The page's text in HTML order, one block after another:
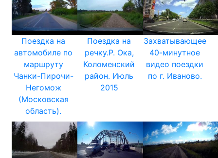
Поездка на
автомобиле по
маршруту
Чанки-Пирочи-
Негомож
(Московская
область).
Поездка на
речку.Р. Ока,
Коломенский
район. Июль
2015
Захватывающее
40-минутное
видео поездки
по г. Иваново.